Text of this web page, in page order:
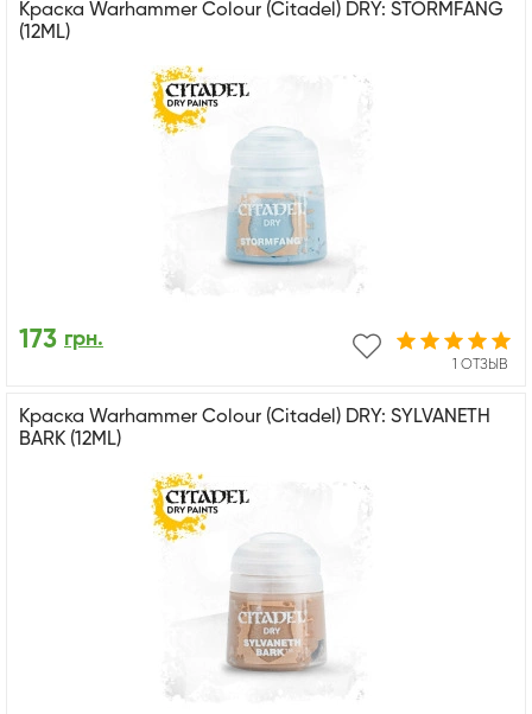
Краска Warhammer Colour (Citadel) DRY: STORMFANG
(12ML)
1 ОТЗЫВ
173 грн.
Краска Warhammer Colour (Citadel) DRY: SYLVANETH
BARK (12ML)